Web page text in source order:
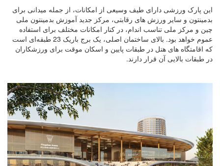
این پارک ورزشی دارای طیف وسیعی از امکانات، از جمله میدانی برای
بدمینتون و سایر ورزش های رقابتی، مرکز جدید آموزش بدمینتون ملی
چین و مرکز ملی تناسب اندام، در کنار امکانات مختلف برای استفاده
عموم خواهد بود. بالای ساختمان اصلی، یک برج باریک 23 طبقه‌ای است
که اقامتگاه های هتل در طبقات پایین و اسکان موقت برای ورزشکاران
در طبقات بالایی آن قرار دارند.